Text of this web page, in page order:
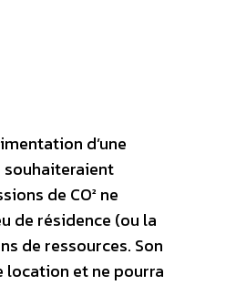
d’une
souhaiteraient
de CO² ne
de résidence (ou la
de ressources. Son
location et ne pourra